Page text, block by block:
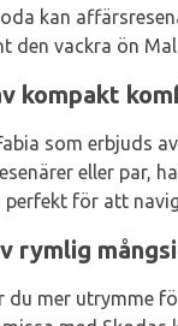
kan
den vackra ön
kompakt
som erbjuds
eller par,
perfekt för att
rymlig
du mer utrymme